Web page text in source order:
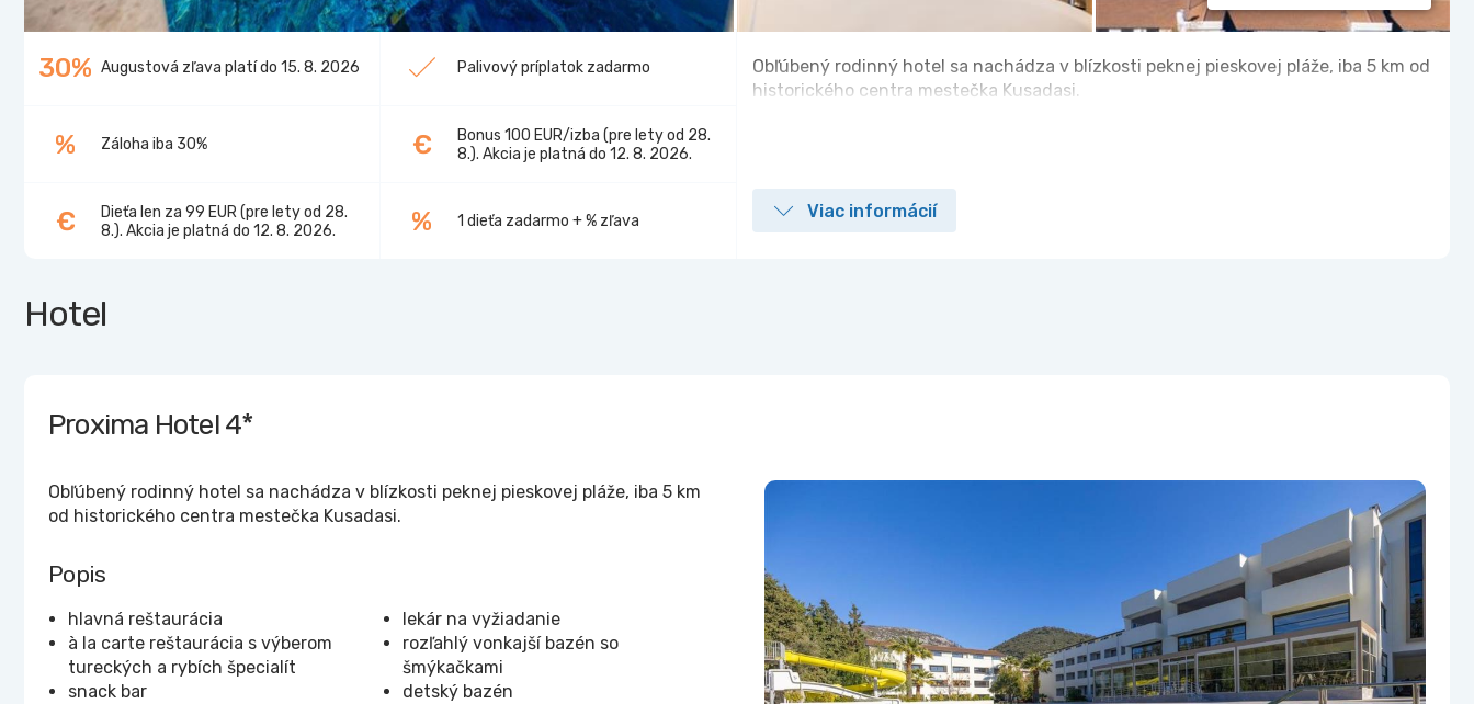
30% Augustová zľava platí do 15. 8. 2026 Palivový príplatok zadarmo
% Záloha iba 30% €
Bonus 100 EUR/izba (pre lety od 28.
8.). Akcia je platná do 12. 8. 2026.
€
Dieťa len za 99 EUR (pre lety od 28.
8.). Akcia je platná do 12. 8. 2026.
% 1 dieťa zadarmo + % zľava
Obľúbený rodinný hotel sa nachádza v blízkosti peknej pieskovej pláže, iba 5 km od
historického centra mestečka Kusadasi.
Viac informácií
Hotel
Proxima Hotel4*
Obľúbený rodinný hotel sa nachádza v blízkosti peknej pieskovej pláže, iba 5 km
od historického centra mestečka Kusadasi.
Popis
hlavná reštaurácia
à la carte reštaurácia s výberom
tureckých a rybích špecialít
snack bar
lekár na vyžiadanie
rozľahlý vonkajší bazén so
šmýkačkami
detský bazén